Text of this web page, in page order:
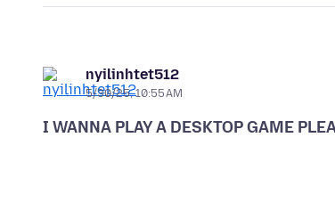
nyilinhtet512
5/30/25, 10:55 AM